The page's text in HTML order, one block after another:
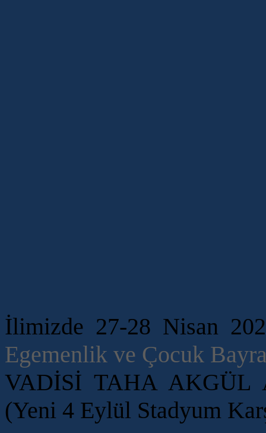
İlimizde 27-28 Nisan
Egemenlik ve Çocuk
VADİSİ TAHA AKGÜL
(Yeni 4 Eylül Stadyum